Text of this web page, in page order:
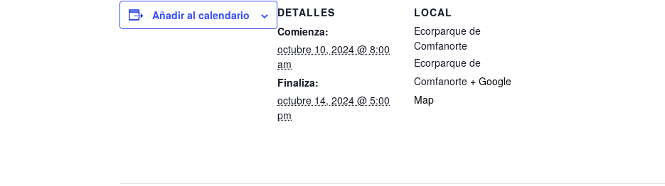
Añadir al calendario
DETALLES
Comienza:
octubre 10, 2024 @ 8:00
am
Finaliza:
octubre 14, 2024 @ 5:00
pm
LOCAL
Ecorparque de
Comfanorte
Ecorparque de
Comfanorte + Google
Map